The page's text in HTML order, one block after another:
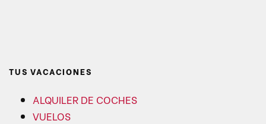
TUS VACACIONES
ALQUILER DE COCHES
VUELOS